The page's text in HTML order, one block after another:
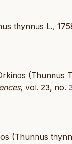
thynnus L.,
(Thunnus
, vol. 23, no.
(Thunnus